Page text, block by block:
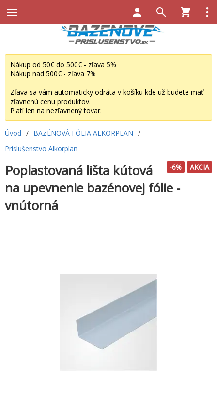
Nákup od 50€ do 500€ - zľava 5%
Nákup nad 500€ - zľava 7%
Zľava sa vám automaticky odráta v košíku kde už budete mať
zľavnenú cenu produktov.
Platí len na nezľavnený tovar.
Úvod / BAZÉNOVÁ FÓLIA ALKORPLAN /
Príslušenstvo Alkorplan
AKCIA
-6%
Poplastovaná lišta kútová
na upevnenie bazénovej fólie -
vnútorná